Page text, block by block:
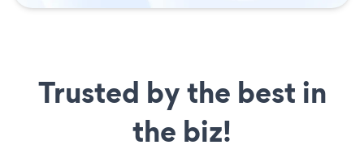
Trusted by the best in
the biz!